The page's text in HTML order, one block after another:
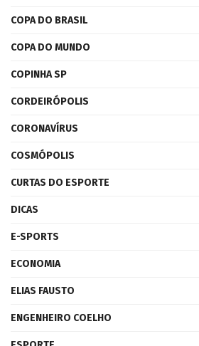
COPA DO BRASIL
COPA DO MUNDO
COPINHA SP
CORDEIRÓPOLIS
CORONAVÍRUS
COSMÓPOLIS
CURTAS DO ESPORTE
DICAS
E-SPORTS
ECONOMIA
ELIAS FAUSTO
ENGENHEIRO COELHO